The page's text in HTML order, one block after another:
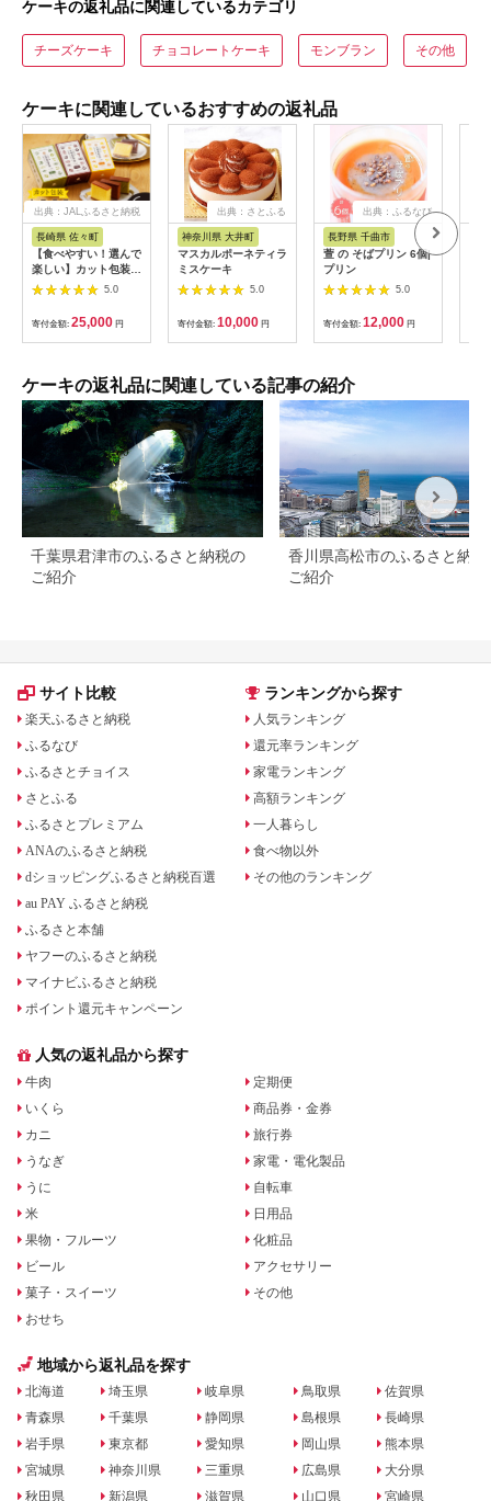
ケーキの返礼品に関連しているカテゴリ
チーズケーキ チョコレートケーキ モンブラン その他
ケーキに関連しているおすすめの返礼品
出典：JALふるさと納税
長崎県 佐々町
【食べやすい！選んで
楽しい】カット包装
カステラ 6箱入「1箱
5個入り」（プレーン
×2・抹茶×2・チョコ
レート×2）【文明堂
総本店】 [QAU005]
5.0
寄付金額: 25,000 円
出典：さとふる
神奈川県 大井町
マスカルポーネティラ
ミスケーキ
5.0
寄付金額: 10,000 円
出典：ふるなび
長野県 千曲市
萱 の そばプリン 6個|
プリン
5.0
寄付金額: 12,000 円
ケーキの返礼品に関連している記事の紹介
千葉県君津市のふるさと納税の
ご紹介
香川県高松市のふるさと納税
ご紹介
サイト比較
楽天ふるさと納税
ふるなび
ふるさとチョイス
さとふる
ふるさとプレミアム
ANAのふるさと納税
dショッピングふるさと納税百選
au PAY ふるさと納税
ふるさと本舗
ヤフーのふるさと納税
マイナビふるさと納税
ポイント還元キャンペーン
ランキングから探す
人気ランキング
還元率ランキング
家電ランキング
高額ランキング
一人暮らし
食べ物以外
その他のランキング
人気の返礼品から探す
牛肉
いくら
カニ
うなぎ
うに
米
果物・フルーツ
ビール
菓子・スイーツ
おせち
定期便
商品券・金券
旅行券
家電・電化製品
自転車
日用品
化粧品
アクセサリー
その他
地域から返礼品を探す
北海道
青森県
岩手県
宮城県
秋田県
埼玉県
千葉県
東京都
神奈川県
新潟県
岐阜県
静岡県
愛知県
三重県
滋賀県
鳥取県
島根県
岡山県
広島県
山口県
佐賀県
長崎県
熊本県
大分県
宮崎県